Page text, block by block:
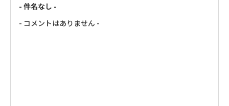
- 件名なし -
- コメントはありません -